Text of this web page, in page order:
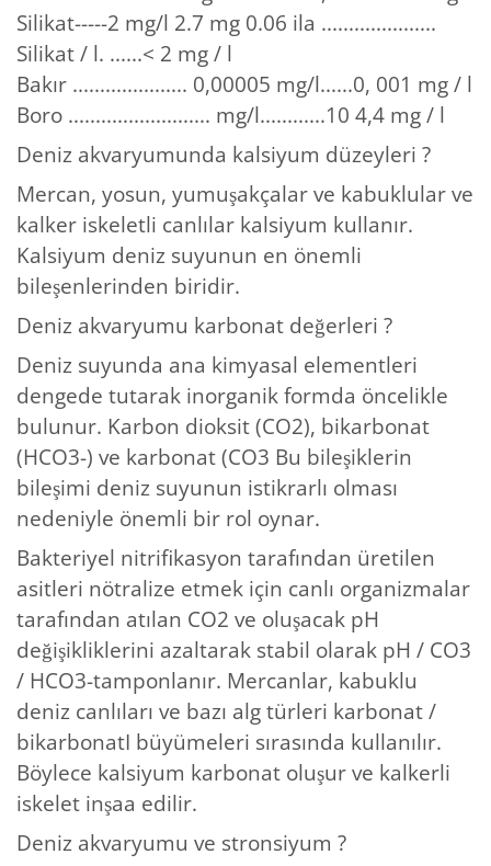
Silikat-----2 mg/l 2.7 mg 0.06 ila .....................
Silikat / l. ......< 2 mg / l
Bakır ..................... 0,00005 mg/l......0, 001 mg / l
Boro .......................... mg/l............10 4,4 mg / l
Deniz akvaryumunda kalsiyum düzeyleri ?
Mercan, yosun, yumuşakçalar ve kabuklular ve
kalker iskeletli canlılar kalsiyum kullanır.
Kalsiyum deniz suyunun en önemli
bileşenlerinden biridir.
Deniz akvaryumu karbonat değerleri ?
Deniz suyunda ana kimyasal elementleri
dengede tutarak inorganik formda öncelikle
bulunur. Karbon dioksit (CO2), bikarbonat
(HCO3-) ve karbonat (CO3 Bu bileşiklerin
bileşimi deniz suyunun istikrarlı olması
nedeniyle önemli bir rol oynar.
Bakteriyel nitrifikasyon tarafından üretilen
asitleri nötralize etmek için canlı organizmalar
tarafından atılan CO2 ve oluşacak pH
değişikliklerini azaltarak stabil olarak pH / CO3
/ HCO3-tamponlanır. Mercanlar, kabuklu
deniz canlıları ve bazı alg türleri karbonat /
bikarbonatI büyümeleri sırasında kullanılır.
Böylece kalsiyum karbonat oluşur ve kalkerli
iskelet inşaa edilir.
Deniz akvaryumu ve stronsiyum ?